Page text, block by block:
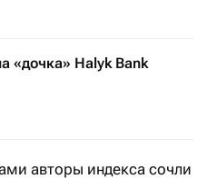
«дочка» Halyk Bank
авторы индекса сочли